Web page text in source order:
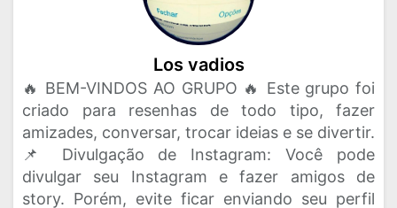
Los vadios
🔥 BEM-VINDOS AO GRUPO 🔥 Este grupo foi
criado para resenhas de todo tipo, fazer
amizades, conversar, trocar ideias e se divertir.
📌 Divulgação de Instagram: Você pode
divulgar seu Instagram e fazer amigos de
story. Porém, evite ficar enviando seu perfil